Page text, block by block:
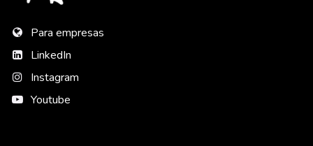
Para empresas
LinkedIn
Instagram
Youtube